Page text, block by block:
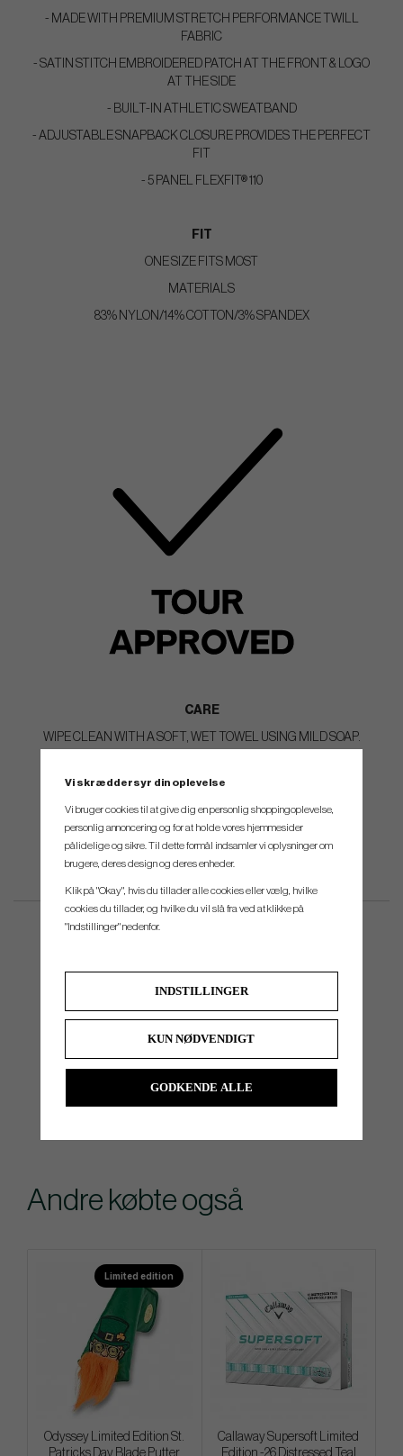
- MADE WITH PREMIUM STRETCH PERFORMANCE TWILL
FABRIC
- SATIN STITCH EMBROIDERED PATCH AT THE FRONT & LOGO
AT THE SIDE
- BUILT-IN ATHLETIC SWEATBAND
- ADJUSTABLE SNAPBACK CLOSURE PROVIDES THE PERFECT
FIT
- 5 PANEL FLEXFIT® 110
FIT
ONE SIZE FITS MOST
MATERIALS
83% NYLON/14% COTTON/3% SPANDEX
CARE
WIPE CLEAN WITH A SOFT, WET TOWEL USING MILD SOAP.
Andre købte også
Limited edition
Odyssey Limited Edition St.
Callaway Supersoft Limited
Vi skræddersyr din oplevelse
Vi bruger cookies til at give dig en personlig shoppingoplevelse,
personlig annoncering og for at holde vores hjemmesider
pålidelige og sikre. Til dette formål indsamler vi oplysninger om
brugere, deres design og deres enheder.
Klik på "Okay", hvis du tillader alle cookies eller vælg, hvilke
cookies du tillader, og hvilke du vil slå fra ved at klikke på
"Indstillinger" nedenfor.
INDSTILLINGER
KUN NØDVENDIGT
GODKENDE ALLE